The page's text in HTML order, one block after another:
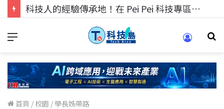
科技人的經驗傳承地！在 Pei Pei 科技專區，與學弟妹交流最硬核的技術
首頁 / 校園 / 學長姊帶路